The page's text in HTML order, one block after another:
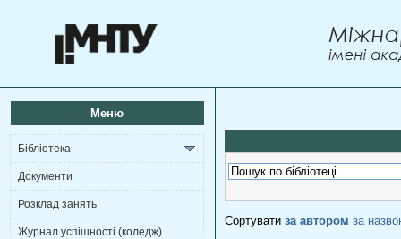
Меню
Бібліотека
Документи
Розклад занять
Журнал успішності (коледж)
Сортувати за автором за